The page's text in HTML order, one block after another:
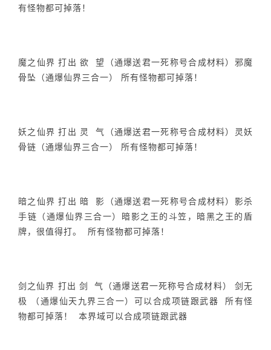
有怪物都可掉落！
魔之仙界 打出 欲 望（通爆送君一死称号合成材料）邪魔
骨坠（通爆仙界三合一） 所有怪物都可掉落！
妖之仙界 打出 灵 气（通爆送君一死称号合成材料）灵妖
骨链（通爆仙界三合一） 所有怪物都可掉落！
暗之仙界 打出 暗 影（通爆送君一死称号合成材料）影杀
手链（通爆仙界三合一）暗影之王的斗笠，暗黑之王的盾
牌，很值得打。 所有怪物都可掉落！
剑之仙界 打出 剑 气（通爆送君一死称号合成材料） 剑无
极 （通爆仙天九界三合一）可以合成项链跟武器 所有怪
物都可掉落！ 本界域可以合成项链跟武器